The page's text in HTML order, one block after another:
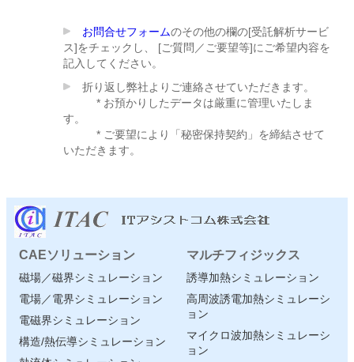
お問合せフォームのその他の欄の[受託解析サービ
ス]をチェックし、 [ご質問／ご要望等]にご希望内容を
記入してください。
折り返し弊社よりご連絡させていただきます。
* お預かりしたデータは厳重に管理いたしま
す。
* ご要望により「秘密保持契約」を締結させて
いただきます。
CAEソリューション
磁場／磁界シミュレーション
電場／電界シミュレーション
電磁界シミュレーション
構造/熱伝導シミュレーション
マルチフィジックス
誘導加熱シミュレーション
高周波誘電加熱シミュレーシ
ョン
マイクロ波加熱シミュレーシ
ョン